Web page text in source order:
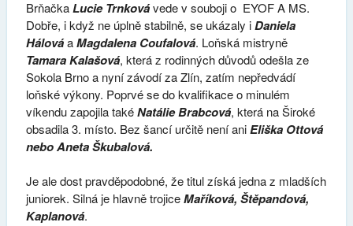
BrňačkaLucie Trnkovávede v souboji o EYOF A MS.
Dobře, i když ne úplně stabilně, se ukázaly iDaniela
HálováaMagdalena Coufalová. Loňská mistryně
Tamara Kalašová, která z rodinných důvodů odešla ze
Sokola Brno a nyní závodí za Zlín, zatím nepředvádí
loňské výkony. Poprvé se do kvalifikace o minulém
víkendu zapojila takéNatálie Brabcová, která na Široké
obsadila 3. místo. Bez šancí určitě není aniEliška Ottová
nebo Aneta Škubalová.
Je ale dost pravděpodobné, že titul získá jedna z mladších
juniorek. Silná je hlavně trojiceMaříková, Štěpandová,
Kaplanová.